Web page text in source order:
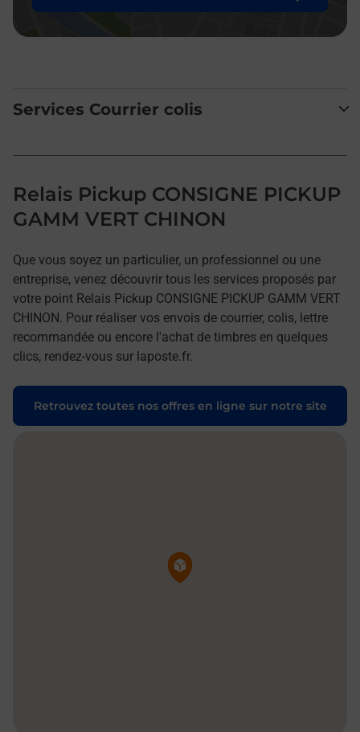
Services Courrier colis
Relais Pickup CONSIGNE PICKUP
GAMM VERT CHINON
Que vous soyez un particulier, un professionnel ou une
entreprise, venez découvrir tous les services proposés par
votre point Relais Pickup CONSIGNE PICKUP GAMM VERT
CHINON. Pour réaliser vos envois de courrier, colis, lettre
recommandée ou encore l'achat de timbres en quelques
clics, rendez-vous sur laposte.fr.
Retrouvez toutes nos offres en ligne sur notre site
Pin de la carte